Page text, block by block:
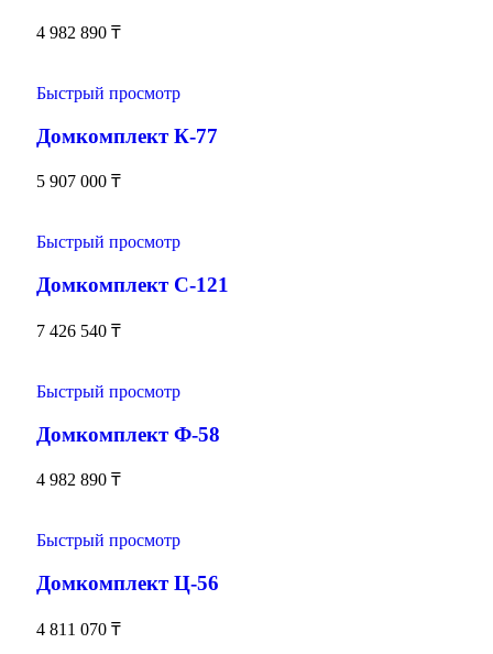
4 982 890 ₸
Быстрый просмотр
Домкомплект К-77
5 907 000 ₸
Быстрый просмотр
Домкомплект С-121
7 426 540 ₸
Быстрый просмотр
Домкомплект Ф-58
4 982 890 ₸
Быстрый просмотр
Домкомплект Ц-56
4 811 070 ₸